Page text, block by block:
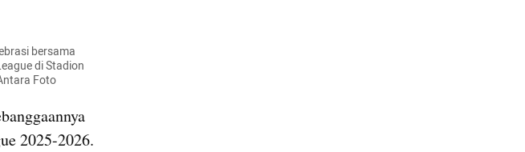
bersama
di Stadion
Foto
2025-2026.